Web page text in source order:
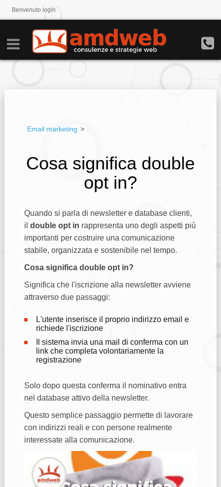
Benvenuto login
Email marketing >
Cosa significa double
opt in?
Quando si parla di newsletter e database clienti,
il double opt in rappresenta uno degli aspetti più
importanti per costruire una comunicazione
stabile, organizzata e sostenibile nel tempo.
Cosa significa double opt in?
Significa che l'iscrizione alla newsletter avviene
attraverso due passaggi:
L'utente inserisce il proprio indirizzo email e
richiede l'iscrizione
Il sistema invia una mail di conferma con un
link che completa volontariamente la
registrazione
Solo dopo questa conferma il nominativo entra
nel database attivo della newsletter.
Questo semplice passaggio permette di lavorare
con indirizzi reali e con persone realmente
interessate alla comunicazione.